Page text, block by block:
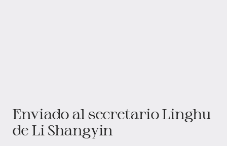
Enviado al secretario Linghu
de Li Shangyin